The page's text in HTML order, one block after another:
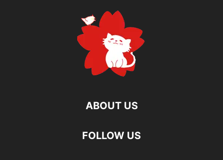
ABOUT US
FOLLOW US